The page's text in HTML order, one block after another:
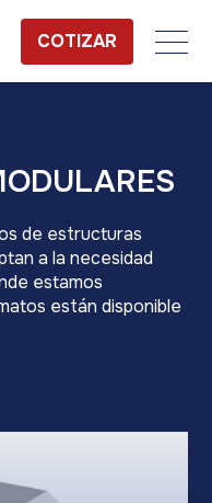
COTIZAR
de estructuras
a la necesidad
estamos
están disponible